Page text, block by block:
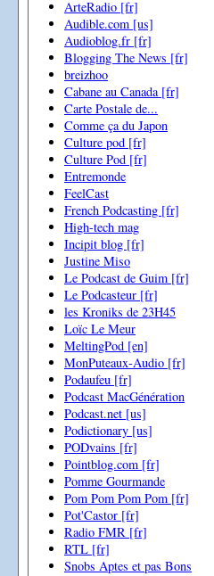
ArteRadio [fr]
Audible.com [us]
Audioblog.fr [fr]
Blogging The News [fr]
breizhoo
Cabane au Canada [fr]
Carte Postale de...
Comme ça du Japon
Culture pod [fr]
Culture Pod [fr]
Entremonde
FeelCast
French Podcasting [fr]
High-tech mag
Incipit blog [fr]
Justine Miso
Le Podcast de Guim [fr]
Le Podcasteur [fr]
les Kroniks de 23H45
Loïc Le Meur
MeltingPod [en]
MonPuteaux-Audio [fr]
Podaufeu [fr]
Podcast MacGénération
Podcast.net [us]
Podictionary [us]
PODvains [fr]
Pointblog.com [fr]
Pomme Gourmande
Pom Pom Pom Pom [fr]
Pot'Castor [fr]
Radio FMR [fr]
RTL [fr]
Snobs Aptes et pas Bons